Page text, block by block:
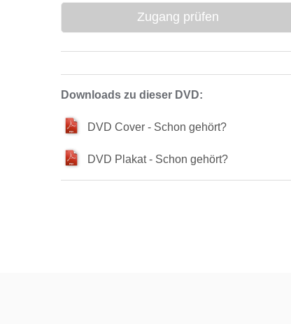
Downloads zu dieser DVD:
DVD Cover - Schon gehört?
DVD Plakat - Schon gehört?